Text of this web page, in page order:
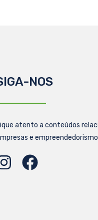
NOS
atento a conteúdos
e empreendedorismo